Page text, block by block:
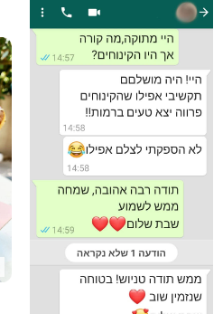
TANIA CAKES